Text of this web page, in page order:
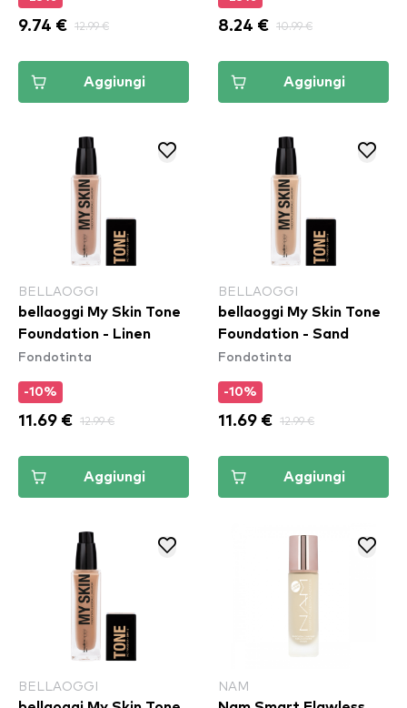
9.74 € 12.99 €
Aggiungi
8.24 € 10.99 €
Aggiungi
BELLAOGGI
bellaoggi My Skin Tone
Foundation - Linen
Fondotinta
-10%
11.69 € 12.99 €
Aggiungi
BELLAOGGI
bellaoggi My Skin Tone
Foundation - Sand
Fondotinta
-10%
11.69 € 12.99 €
Aggiungi
BELLAOGGI NAM